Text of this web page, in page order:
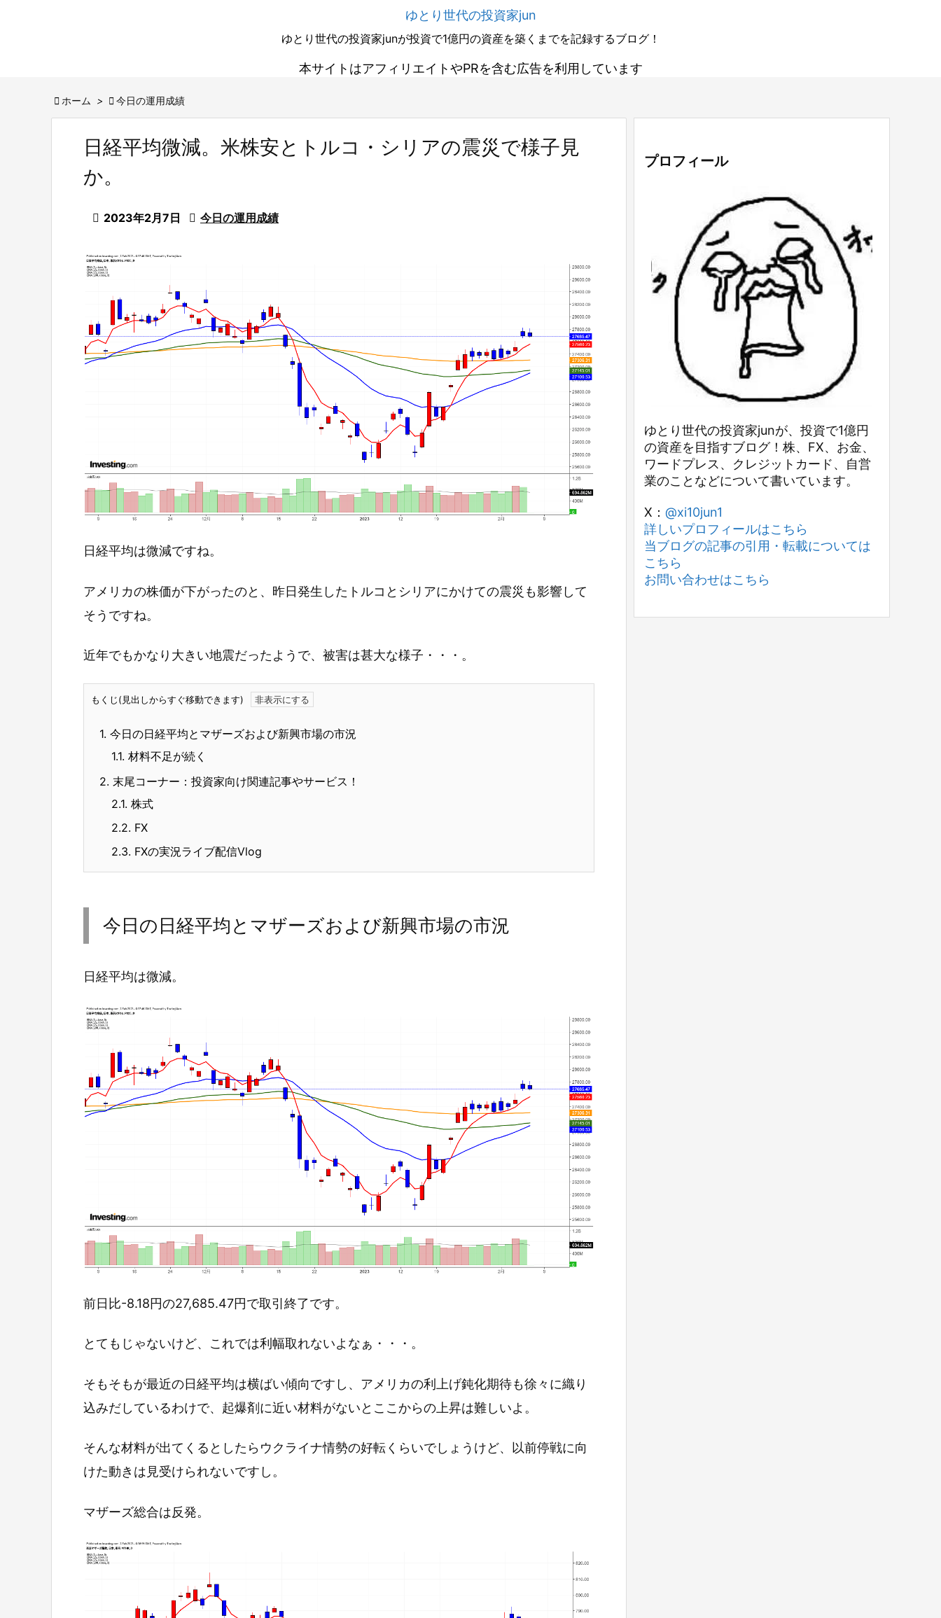
ゆとり世代の投資家jun
ゆとり世代の投資家junが投資で1億円の資産を築くまでを記録するブログ！
本サイトはアフィリエイトやPRを含む広告を利用しています
 ホーム >  今日の運用成績
日経平均微減。米株安とトルコ・シリアの震災で様子見
か。
 2023年2月7日  今日の運用成績
日経平均は微減ですね。
アメリカの株価が下がったのと、昨日発生したトルコとシリアにかけての震災も影響して
そうですね。
近年でもかなり大きい地震だったようで、被害は甚大な様子・・・。
もくじ(見出しからすぐ移動できます)
1. 今日の日経平均とマザーズおよび新興市場の市況
1.1. 材料不足が続く
2. 末尾コーナー：投資家向け関連記事やサービス！
2.1. 株式
2.2. FX
2.3. FXの実況ライブ配信Vlog
今日の日経平均とマザーズおよび新興市場の市況
日経平均は微減。
前日比-8.18円の27,685.47円で取引終了です。
とてもじゃないけど、これでは利幅取れないよなぁ・・・。
そもそもが最近の日経平均は横ばい傾向ですし、アメリカの利上げ鈍化期待も徐々に織り
込みだしているわけで、起爆剤に近い材料がないとここからの上昇は難しいよ。
そんな材料が出てくるとしたらウクライナ情勢の好転くらいでしょうけど、以前停戦に向
けた動きは見受けられないですし。
マザーズ総合は反発。
プロフィール
ゆとり世代の投資家junが、投資で1億円
の資産を目指すブログ！株、FX、お金、
ワードプレス、クレジットカード、自営
業のことなどについて書いています。
X： @xi10jun1
詳しいプロフィールはこちら
当ブログの記事の引用・転載については
こちら
お問い合わせはこちら